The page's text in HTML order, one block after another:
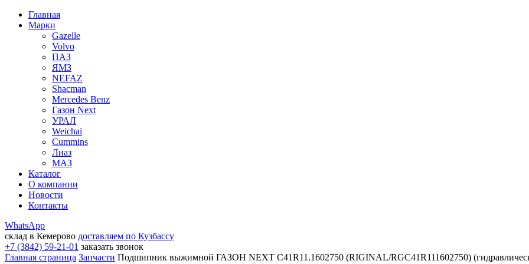
Главная
Марки
Gazelle
Volvo
ПАЗ
ЯМЗ
NEFAZ
Shacman
Mercedes Benz
Газон Next
УРАЛ
Weichai
Cummins
Лиаз
МАЗ
Каталог
О компании
Новости
Контакты
WhatsApp
склад в Кемерово доставляем по Кузбассу
+7 (3842) 59-21-01 заказать звонок
Главная страница Запчасти Подшипник выжимной ГАЗОН NEXT C41R11.1602750 (RIGINAL/RGC41R111602750)